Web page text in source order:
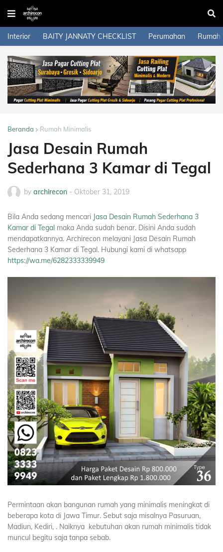
Interior BAITY JANNATY CHECKLIST Perumahan Rumah
Beranda Rumah Minimalis
Jasa Desain Rumah
Sederhana 3 Kamar di Tegal
by archirecon - Oktober 31, 2019
Bila Anda sedang mencari Jasa Desain Rumah Sederhana 3
Kamar di Tegal maka Anda sudah benar. Disini Anda sudah
mendapatkannya. Archirecon melayani Jasa Desain Rumah
Sederhana 3 Kamar di Tegal. Hubungi kami di whatsapp
https://wa.me/6282333339949
Permintaan akan bangunan rumah yang minimalis meningkat di
beberapa kota di Jawa Timur. Sebut saja misalnya Pasuruan,
Madiun, Kediri, . Naiknya kebutuhan akan rumah minimalis tidak
muncul begitu saja tanpa sebab.